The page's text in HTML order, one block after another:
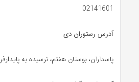
02141601
آدرس رستوران دی
پاسداران، بوستان هفتم، نرسیده به پایدارفر